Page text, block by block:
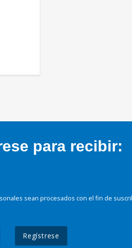
para recibir:
sean procesados con el fin de
Regístrese